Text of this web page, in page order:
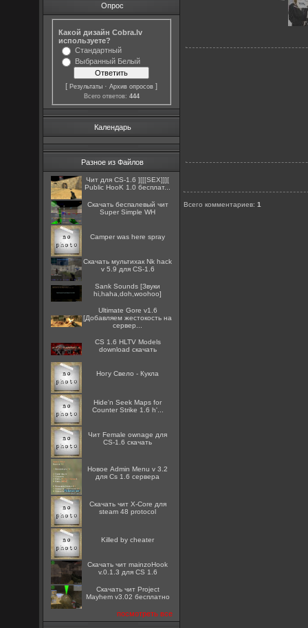
Опрос
Какой дизайн Cobra.lv
используете?
Стандартный
Выбранный Белый
[Результаты ·Архив опросов ]
Всего ответов: 444
Календарь
Разное из Файлов
Чит для CS-1.6 ][[[SEX]]][
Public HooK 1.0 бесплат...
Скачать беспалевый чит
Super Simple WH
Camper was here spray
Скачать мультихак Nk hack
v 5.9 для CS-1.6
Sank Sounds [Звуки
hi,haha,doh,woohoo]
Ultimate Gore v1.6
[Добавляем жестокость на
сервер...
CS 1.6 HLTV Models
download скачать
Ногу Свело - Кукла
Hide'n Seek Maps for
Counter Strike 1.6 h'...
Чит Female ownage для
CS-1.6 скачать
Новое Admin Menu v 3.2
для Cs 1.6 сервера
Скачать чит X-Core для
steam 48 protocol
Killed by cheater
Скачать чит mainzoHook
v.0.1.3 для CS 1.6
Скачать чит Project
Mayhem v3.02 бесплатно
посмотреть все
Всего комментариев:1